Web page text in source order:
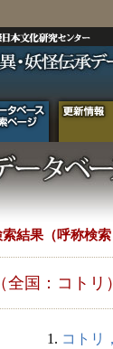
結果（呼称検索
（全国：コトリ）
1. コトリ